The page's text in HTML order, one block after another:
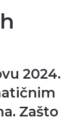
2024.
Zašto